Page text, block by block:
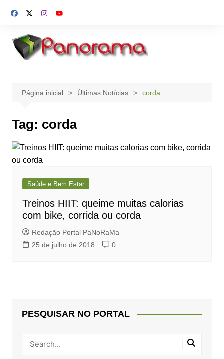
para
conteúdo
Página inicial Últimas Notícias corda
Tag: corda
Saúde e Bem Estar
Treinos HIIT: queime muitas calorias
com bike, corrida ou corda
Redação Portal PaNoRaMa
25 de julho de 2018
0
PESQUISAR NO PORTAL